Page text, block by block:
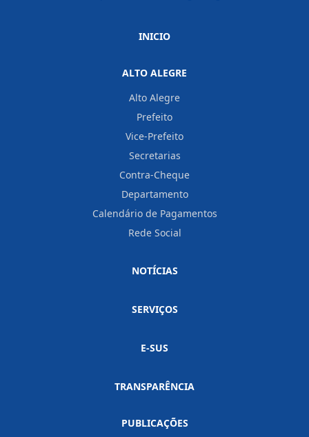
INICIO
ALTO ALEGRE
Alto Alegre
Prefeito
Vice-Prefeito
Secretarias
Contra-Cheque
Departamento
Calendário de Pagamentos
Rede Social
NOTÍCIAS
SERVIÇOS
E-SUS
TRANSPARÊNCIA
PUBLICAÇÕES